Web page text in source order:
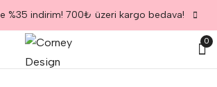
%35 indirim! 700₺ üzeri kargo bedava!
0